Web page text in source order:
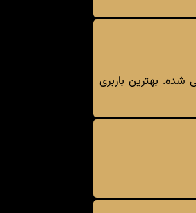
شده. بهترین باربری